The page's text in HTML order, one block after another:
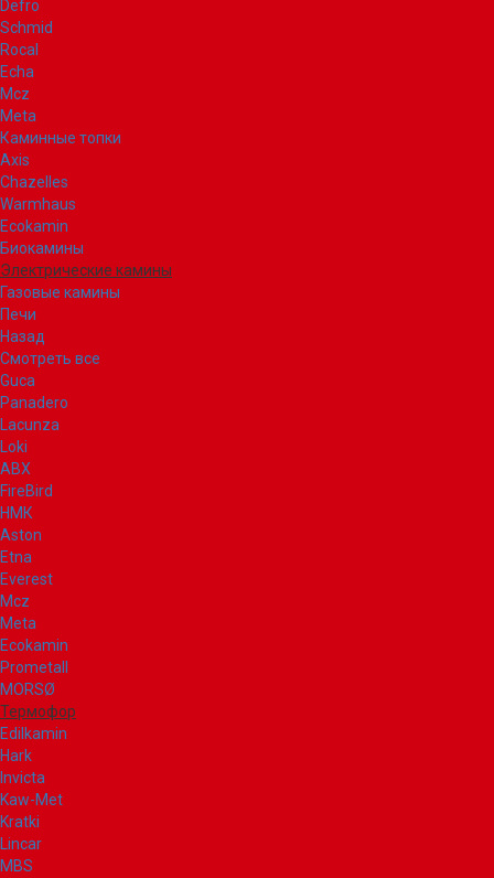
Defro
Schmid
Rocal
Echa
Mcz
Meta
Каминные топки
Axis
Chazelles
Warmhaus
Ecokamin
Биокамины
Электрические камины
Газовые камины
Печи
Назад
Смотреть все
Guca
Panadero
Lacunza
Loki
ABX
FireBird
НМК
Aston
Etna
Everest
Mcz
Meta
Ecokamin
Prometall
MORSØ
Термофор
Edilkamin
Hark
Invicta
Kaw-Met
Kratki
Lincar
MBS